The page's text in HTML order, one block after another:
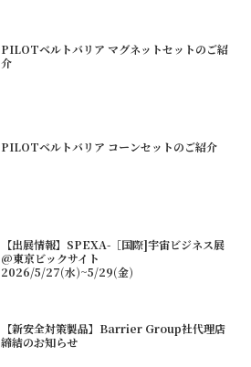
PILOTベルトバリア マグネットセットのご紹
介
PILOTベルトバリア コーンセットのご紹介
【出展情報】SPEXA-［国際]宇宙ビジネス展
@東京ビックサイト
2026/5/27(水)~5/29(金)
【新安全対策製品】Barrier Group社代理店
締結のお知らせ